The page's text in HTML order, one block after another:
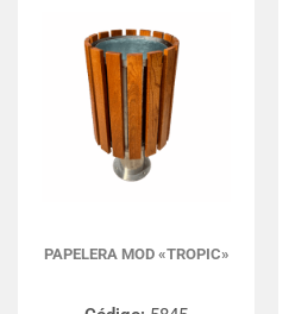
PAPELERA MOD «TROPIC»